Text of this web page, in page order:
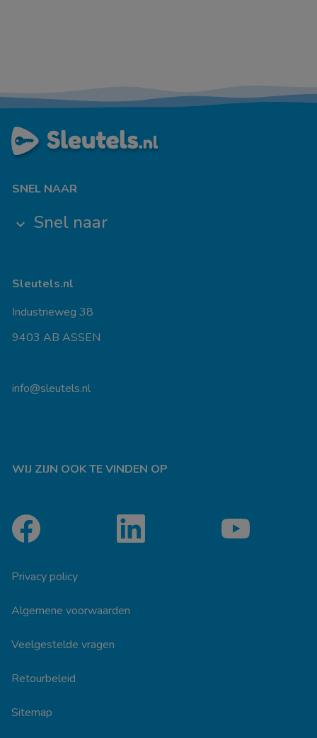
SNEL NAAR
keyboard_arrow_down Snel naar
Sleutels.nl
Industrieweg 38
9403 AB ASSEN
info@sleutels.nl
WIJ ZIJN OOK TE VINDEN OP
Privacy policy
Algemene voorwaarden
Veelgestelde vragen
Retourbeleid
Sitemap